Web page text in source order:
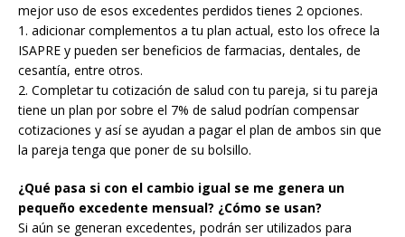
mejor uso de esos excedentes perdidos tienes 2 opciones.
1. adicionar complementos a tu plan actual, esto los ofrece la
ISAPRE y pueden ser beneficios de farmacias, dentales, de
cesantía, entre otros.
2. Completar tu cotización de salud con tu pareja, si tu pareja
tiene un plan por sobre el 7% de salud podrían compensar
cotizaciones y así se ayudan a pagar el plan de ambos sin que
la pareja tenga que poner de su bolsillo.
¿Qué pasa si con el cambio igual se me genera un
pequeño excedente mensual? ¿Cómo se usan?
Si aún se generan excedentes, podrán ser utilizados para